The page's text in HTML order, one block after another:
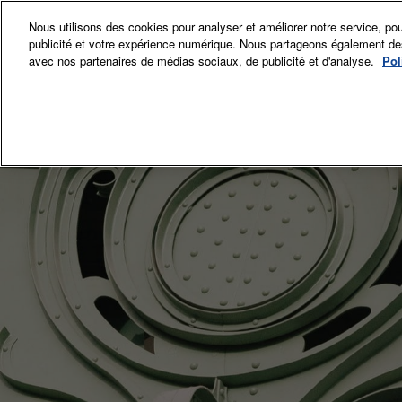
au
contenu
12-15 Nov.
Grand Palais
La
Nous utilisons des cookies pour analyser et améliorer notre service,
publicité et votre expérience numérique. Nous partageons également
avec nos partenaires de médias sociaux, de publicité et d'analyse.